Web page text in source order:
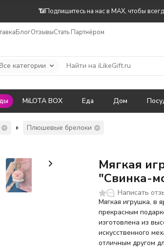
📶Подпишитесь на нас в MAX, чтобы
БлогОтзывыСтать Партнёром
категории
MiLOTA BOX Еда Дом
Плюшевые брелоки
Мягкая
"Свинка-
Написать
Мягкая игрушка, в
прекрасным
изготовлена из
искусственного
отличным другом